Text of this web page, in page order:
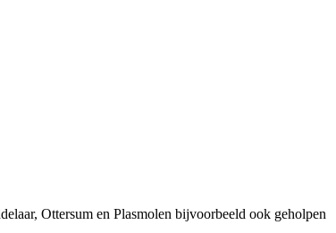
Ottersum en Plasmolen bijvoorbeeld ook geholpen